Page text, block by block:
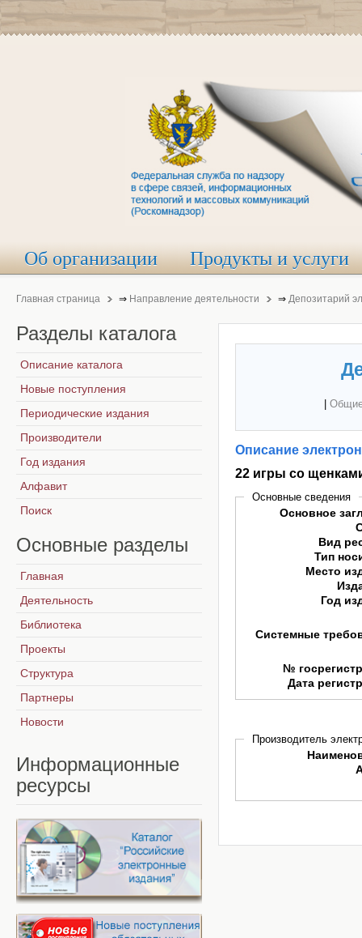
Об организации Продукты и услуги
Главная страница ⇒ Направление деятельности ⇒ Депозитарий
Описание
22 игры со
Основные сведения
Основное
Вид
Тип
Место
Год
Системные
№
Дата
Производитель
Разделы каталога
Описание каталога
Новые поступления
Периодические издания
Производители
Год издания
Алфавит
Поиск
Основные разделы
Главная
Деятельность
Библиотека
Проекты
Структура
Партнеры
Новости
Информационные
ресурсы